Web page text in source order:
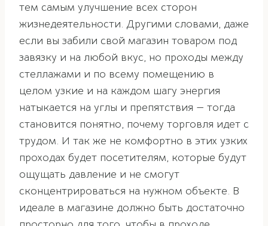
тем самым улучшение всех сторон
жизнедеятельности. Другими словами, даже
если вы забили свой магазин товаром под
завязку и на любой вкус, но проходы между
стеллажами и по всему помещению в
целом узкие и на каждом шагу энергия
натыкается на углы и препятствия — тогда
становится понятно, почему торговля идет с
трудом. И так же не комфортно в этих узких
проходах будет посетителям, которые будут
ощущать давление и не смогут
сконцентрироваться на нужном объекте. В
идеале в магазине должно быть достаточно